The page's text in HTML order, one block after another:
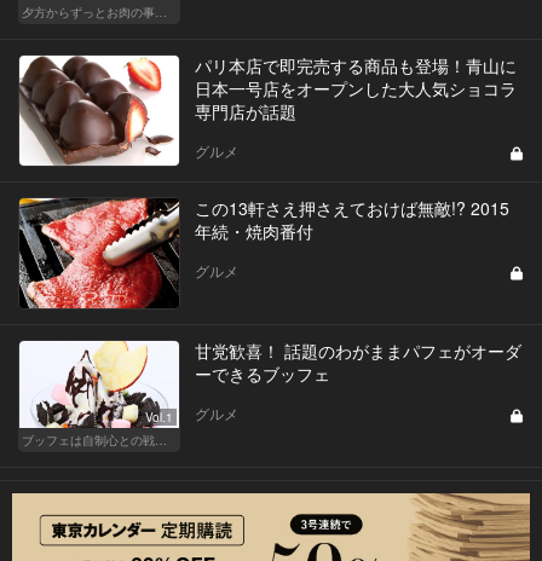
夕方からずっとお肉の事を考えてる貴方へ
パリ本店で即完売する商品も登場！青山に
日本一号店をオープンした大人気ショコラ
専門店が話題
グルメ
この13軒さえ押さえておけば無敵!? 2015
年続・焼肉番付
グルメ
Vol.1
ブッフェは自制心との戦いだ！ スイーツの海にダイブせよ！
甘党歓喜！ 話題のわがままパフェがオーダ
ーできるブッフェ
グルメ